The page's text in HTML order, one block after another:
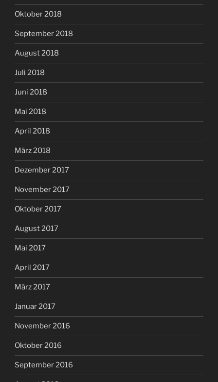
Oktober 2018
September 2018
August 2018
Juli 2018
Juni 2018
Mai 2018
April 2018
März 2018
Dezember 2017
November 2017
Oktober 2017
August 2017
Mai 2017
April 2017
März 2017
Januar 2017
November 2016
Oktober 2016
September 2016